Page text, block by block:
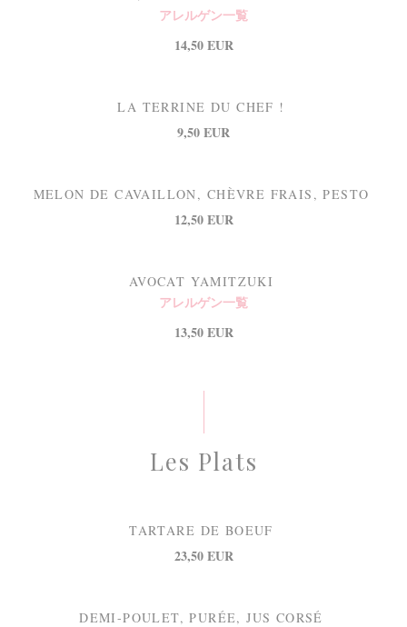
アレルゲン一覧
14,50 EUR
LA TERRINE DU CHEF !
9,50 EUR
MELON DE CAVAILLON, CHÈVRE FRAIS, PESTO
12,50 EUR
AVOCAT YAMITZUKI
アレルゲン一覧
13,50 EUR
Les Plats
TARTARE DE BOEUF
23,50 EUR
DEMI-POULET, PURÉE, JUS CORSÉ